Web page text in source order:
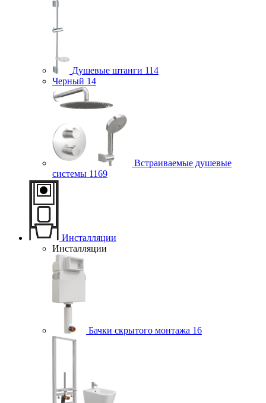
Душевые штанги 114
Черный 14
Встраиваемые душевые
системы 1169
Инсталляции
Инсталляции
Бачки скрытого монтажа 16